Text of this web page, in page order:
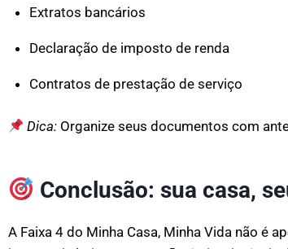
Extratos bancários
Declaração de imposto de renda
Contratos de prestação de serviço
Dica: Organize seus documentos com
Conclusão: sua casa,
A Faixa 4 do Minha Casa, Minha Vida não é